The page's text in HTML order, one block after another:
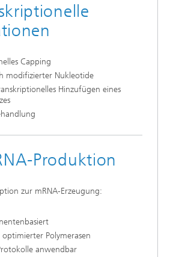
Capping
modifizierter Nukleotide
Hinzufügen eines
Produktion
zur mRNA-Erzeugung:
Polymerasen
anwendbar